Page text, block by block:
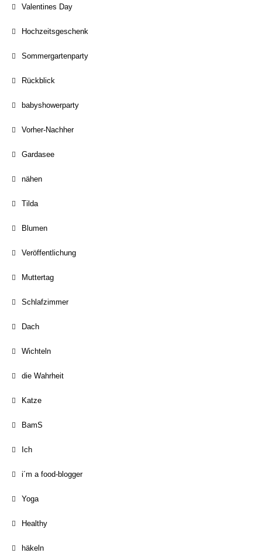
Valentines Day
Hochzeitsgeschenk
Sommergartenparty
Rückblick
babyshowerparty
Vorher-Nachher
Gardasee
nähen
Tilda
Blumen
Veröffentlichung
Muttertag
Schlafzimmer
Dach
Wichteln
die Wahrheit
Katze
BamS
Ich
i´m a food-blogger
Yoga
Healthy
häkeln